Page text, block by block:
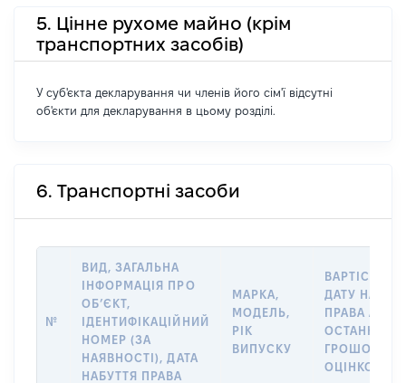
5. Цінне рухоме майно (крім
транспортних засобів)
У суб'єкта декларування чи членів його сім'ї відсутні
об'єкти для декларування в цьому розділі.
6. Транспортні засоби
№
ВИД, ЗАГАЛЬНА
ІНФОРМАЦІЯ ПРО
ОБʼЄКТ,
ІДЕНТИФІКАЦІЙНИЙ
НОМЕР (ЗА
НАЯВНОСТІ), ДАТА
НАБУТТЯ ПРАВА
МАРКА,
МОДЕЛЬ,
РІК
ВИПУСКУ
ВАРТІСТЬ НА
ДАТУ
ПРАВА АБО
ГРОШОВОЮ
ОЦІНКОЮ,